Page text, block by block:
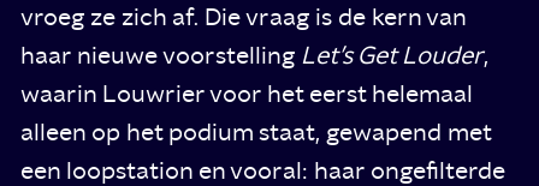
vroeg ze zich af. Die vraag is de kern van
haar nieuwe voorstelling Let’s Get Louder,
waarin Louwrier voor het eerst helemaal
alleen op het podium staat, gewapend met
een loopstation en vooral: haar ongefilterde